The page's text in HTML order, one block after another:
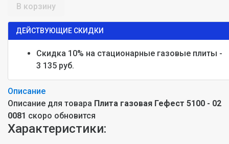
В корзину
ДЕЙСТВУЮЩИЕ СКИДКИ
Скидка 10% на стационарные газовые плиты -
3 135 руб.
Описание
Описание для товара Плита газовая Гефест 5100 - 02
0081 скоро обновится
Характеристики: